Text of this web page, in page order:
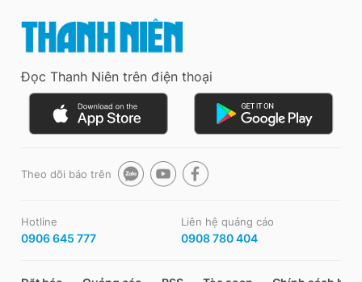
Đọc Thanh Niên trên điện thoại
Theo dõi báo trên
Hotline
0906 645 777
Liên hệ quảng cáo
0908 780 404